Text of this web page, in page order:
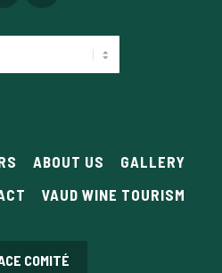
ABOUT US
GALLERY
VAUD WINE TOURISM
COMITÉ